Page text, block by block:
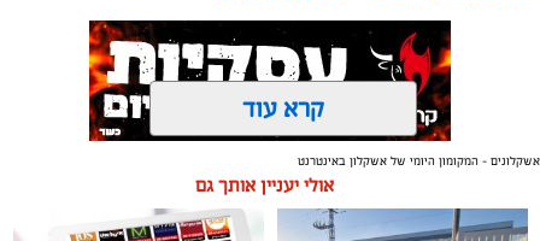
תגים:אשקלון, מרינה
החברה הכלכלית הציגה לנציגי בעלי כלי השייט במרינה
קרא עוד
אשקלונים - המקומון היומי של אשקלון באינטרנט
אולי יעניין אותך גם